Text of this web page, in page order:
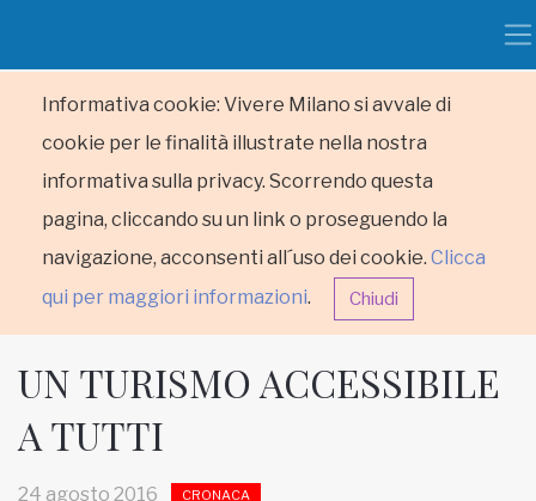
Informativa cookie: Vivere Milano si avvale di
cookie per le finalità illustrate nella nostra
informativa sulla privacy. Scorrendo questa
pagina, cliccando su un link o proseguendo la
navigazione, acconsenti all´uso dei cookie. Clicca
qui per maggiori informazioni. Chiudi
HOME
UN TURISMO ACCESSIBILE
A TUTTI
24 agosto 2016 CRONACA